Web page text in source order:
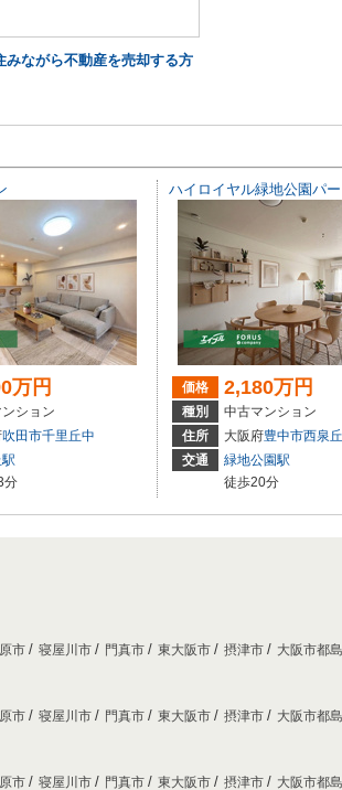
みながら不動産を売却する方
万円
ション
吹田市千里丘中
分
ハイロイヤル緑地公園パ
価格 2,180万円
種別
中古マンション
住所
大阪府豊中市西泉丘
交通
緑地公園駅
徒歩20分
市 寝屋川市 門真市 東大阪市 摂津市
大阪市都
市 寝屋川市 門真市 東大阪市 摂津市
大阪市都
市 寝屋川市 門真市 東大阪市 摂津市 大阪市都